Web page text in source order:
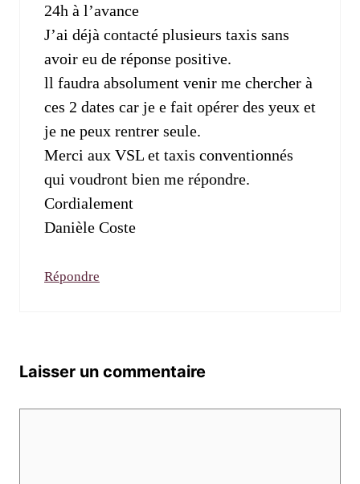
24h à l’avance
J’ai déjà contacté plusieurs taxis sans
avoir eu de réponse positive.
ll faudra absolument venir me chercher à
ces 2 dates car je e fait opérer des yeux et
je ne peux rentrer seule.
Merci aux VSL et taxis conventionnés
qui voudront bien me répondre.
Cordialement
Danièle Coste
Répondre
Laisser un commentaire